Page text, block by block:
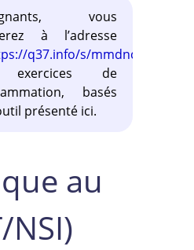
vous
à l’adresse
q37.info/s/mmdnch9t
exercices de
basés
présenté ici.
au
NSI)